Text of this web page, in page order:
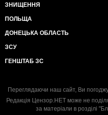
ЗНИЩЕННЯ
ПОЛЬЩА
ДОНЕЦЬКА ОБЛАСТЬ
ЗСУ
ГЕНШТАБ ЗС
Переглядаючи наш сайт, Ви
Редакція Цензор.НЕТ може не
за матеріали в розділі